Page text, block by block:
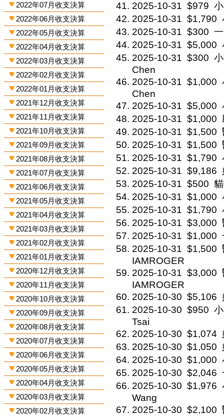
2022年07月收支決算
2022年06月收支決算
2022年05月收支決算
2022年04月收支決算
2022年03月收支決算
2022年02月收支決算
2022年01月收支決算
2021年12月收支決算
2021年11月收支決算
2021年10月收支決算
2021年09月收支決算
2021年08月收支決算
2021年07月收支決算
2021年06月收支決算
2021年05月收支決算
2021年04月收支決算
2021年03月收支決算
2021年02月收支決算
2021年01月收支決算
2020年12月收支決算
2020年11月收支決算
2020年10月收支決算
2020年09月收支決算
2020年08月收支決算
2020年07月收支決算
2020年06月收支決算
2020年05月收支決算
2020年04月收支決算
2020年03月收支決算
2020年02月收支決算
2025-10-31 $979
2025-10-31 $1,790
2025-10-31 $300
2025-10-31 $5,000
2025-10-31 $300
Chen
2025-10-31 $1,000
Chen
2025-10-31 $5,000
2025-10-31 $1,000
2025-10-31 $1,500
2025-10-31 $1,500
2025-10-31 $1,790
2025-10-31 $9,186
2025-10-31 $500
2025-10-31 $1,000
2025-10-31 $1,790
2025-10-31 $3,000
2025-10-31 $1,000
2025-10-31 $1,500
IAMROGER
2025-10-31 $3,000
IAMROGER
2025-10-30 $5,106
2025-10-30 $950
Tsai
2025-10-30 $1,074
2025-10-30 $1,050
2025-10-30 $1,000
2025-10-30 $2,046
2025-10-30 $1,976
Wang
2025-10-30 $2,100